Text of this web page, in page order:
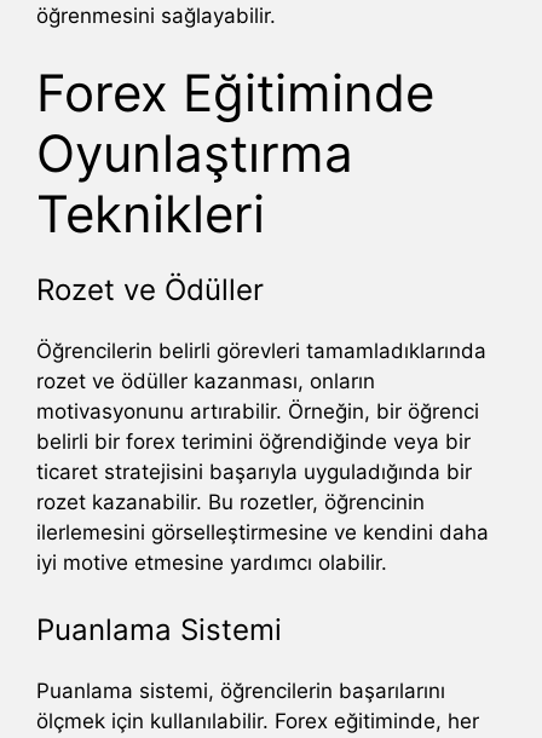
öğrenmesini sağlayabilir.
Forex Eğitiminde
Oyunlaştırma
Teknikleri
Rozet ve Ödüller
Öğrencilerin belirli görevleri tamamladıklarında
rozet ve ödüller kazanması, onların
motivasyonunu artırabilir. Örneğin, bir öğrenci
belirli bir forex terimini öğrendiğinde veya bir
ticaret stratejisini başarıyla uyguladığında bir
rozet kazanabilir. Bu rozetler, öğrencinin
ilerlemesini görselleştirmesine ve kendini daha
iyi motive etmesine yardımcı olabilir.
Puanlama Sistemi
Puanlama sistemi, öğrencilerin başarılarını
ölçmek için kullanılabilir. Forex eğitiminde, her